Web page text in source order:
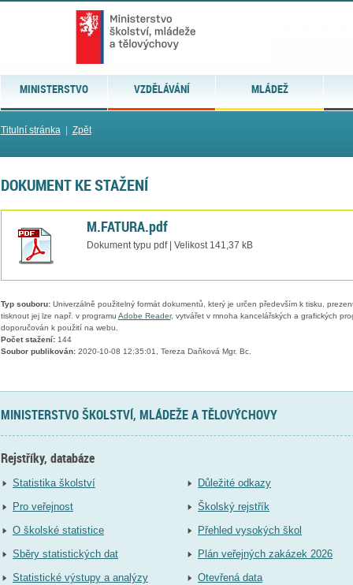
MINISTERSTVO VZDĚLÁVÁNÍ MLÁDEŽ
Titulní stránka| Zpět
DOKUMENT KE STAŽENÍ
M.FATURA.pdf
Dokument typu pdf | Velikost 141,37 kB
Typ souboru:Univerzálně použitelný formát dokumentů, který je určen především k tisku,
tisknout jej lze např. v programu Adobe Reader, vytvářet v mnoha kancelářských a grafických
doporučován k použití na webu.
Počet stažení:144
Soubor publikován:2020-10-08 12:35:01, Tereza Daňková Mgr. Bc.
MINISTERSTVO ŠKOLSTVÍ, MLÁDEŽE A TĚLOVÝCHOVY
Rejstříky, databáze
Statistika školství
Pro veřejnost
O školské statistice
Sběry statistických dat
Statistické výstupy a analýzy
Důležité odkazy
Školský rejstřík
Přehled vysokých škol
Plán veřejných zakázek 2026
Otevřená data